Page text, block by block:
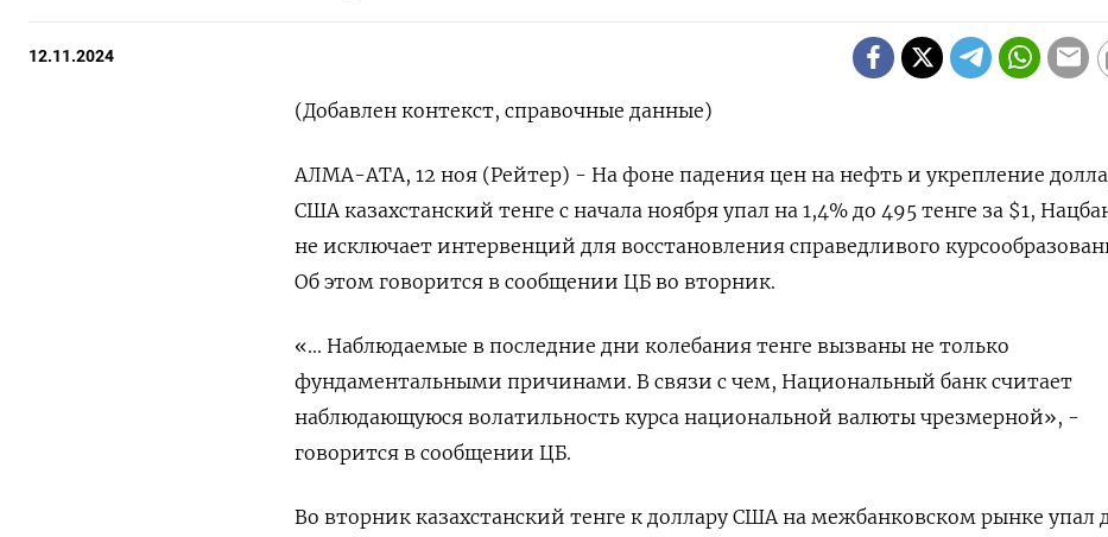
12.11.2024
(Добавлен контекст, справочные данные)
АЛМА-АТА, 12 ноя (Рейтер) - На фоне падения цен на нефть и укрепление
США казахстанский тенге с начала ноября упал на 1,4% до 495 тенге за $1,
не исключает интервенций для восстановления справедливого
Об этом говорится в сообщении ЦБ во вторник.
«... Наблюдаемые в последние дни колебания тенге вызваны не только
фундаментальными причинами. В связи с чем, Национальный банк считает
наблюдающуюся волатильность курса национальной валюты чрезмерной», -
говорится в сообщении ЦБ.
Во вторник казахстанский тенге к доллару США на межбанковском рынке упал